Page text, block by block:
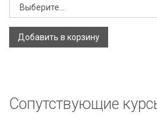
Добавить в корзину
Сопутствующие